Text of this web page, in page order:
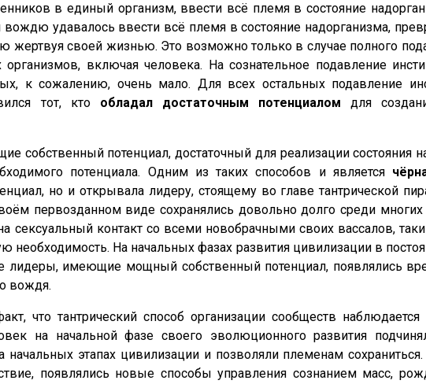
в единый организм, ввести всё племя в состояние
вождю удавалось ввести всё племя в состояние надорганизма,
жертвуя своей жизнью. Это возможно только в случае полного
включая человека. На сознательное подавление
к сожалению, очень мало. Для всех остальных подавление
тот, кто обладал достаточным потенциалом для
собственный потенциал, достаточный для реализации состояния
потенциала. Одним из таких способов и является
но и открывала лидеру, стоящему во главе тантрической
первозданном виде сохранялись довольно долго среди
сексуальный контакт со всеми новобрачными своих вассалов,
необходимость. На начальных фазах развития цивилизации в
имеющие мощный собственный потенциал, появлялись
вождя.
что тантрический способ организации сообществ
на начальной фазе своего эволюционного развития
начальных этапах цивилизации и позволяли племенам
появлялись новые способы управления сознанием масс,